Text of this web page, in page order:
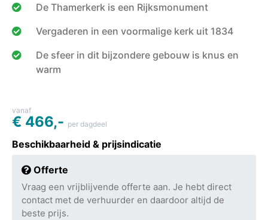
De Thamerkerk is een Rijksmonument
Vergaderen in een voormalige kerk uit 1834
De sfeer in dit bijzondere gebouw is knus en
warm
vanaf
€ 466,- per dagdeel
Beschikbaarheid & prijsindicatie
Offerte
Vraag een vrijblijvende offerte aan. Je hebt direct
contact met de verhuurder en daardoor altijd de
beste prijs.